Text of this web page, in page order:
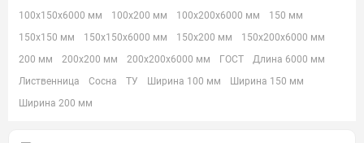
100х150х6000 мм
100х200 мм 100х200х6000 мм
150 мм
150х150 мм
150х150х6000 мм 150х200 мм
150х200х6000 мм
200 мм
200х200 мм 200х200х6000 мм ГОСТ
Длина 6000 мм
Лиственница
Сосна ТУ Ширина 100 мм
Ширина 150 мм
Ширина 200 мм